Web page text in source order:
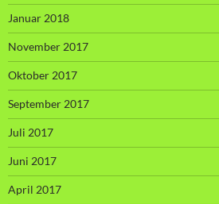
Januar 2018
November 2017
Oktober 2017
September 2017
Juli 2017
Juni 2017
April 2017